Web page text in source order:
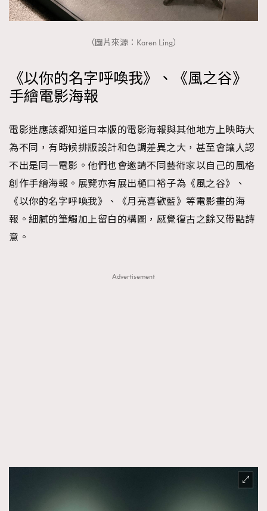
（圖片來源：Karen Ling）
《以你的名字呼喚我》、《風之谷》
手繪電影海報
電影迷應該都知道日本版的電影海報與其他地方上映時大
為不同，有時候排版設計和色調差異之大，甚至會讓人認
不出是同一電影。他們也會邀請不同藝術家以自己的風格
創作手繪海報。展覽亦有展出樋口裕子為《風之谷》、
《以你的名字呼喚我》、《月亮喜歡藍》等電影畫的海
報。細膩的筆觸加上留白的構圖，感覺復古之餘又帶點詩
意。
Advertisement